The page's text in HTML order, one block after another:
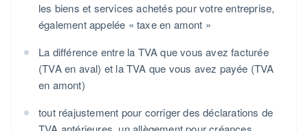
les biens et services achetés pour votre entreprise,
également appelée « taxe en amont »
La différence entre la TVA que vous avez facturée
(TVA en aval) et la TVA que vous avez payée (TVA
en amont)
tout réajustement pour corriger des déclarations de